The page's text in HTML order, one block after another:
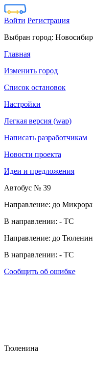
Войти Регистрация
Выбран город:
Главная
Изменить город
Список остановок
Настройки
Легкая версия (wap)
Написать разработчикам
Новости проекта
Идеи и предложения
Автобус № 39
Направление: до
В направлении: - ТС
Направление: до
В направлении: - ТС
Сообщить об ошибке
Тюленина